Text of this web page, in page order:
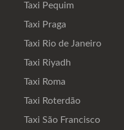
Taxi Pequim
Taxi Praga
Taxi Rio de Janeiro
Taxi Riyadh
Taxi Roma
Taxi Roterdão
Taxi São Francisco